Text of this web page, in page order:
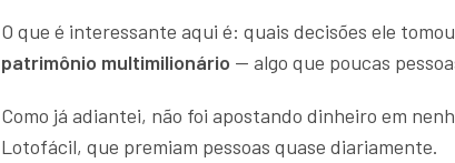
O que é interessante aqui é: quais decisões ele
patrimônio multimilionário — algo que poucas
Como já adiantei, não foi apostando dinheiro em
Lotofácil, que premiam pessoas quase diariamente.